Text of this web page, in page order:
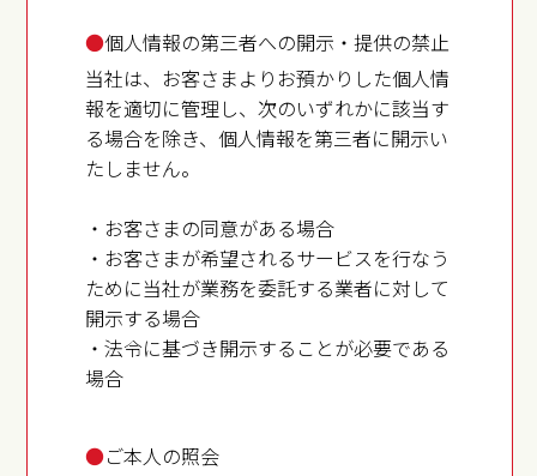
●個人情報の第三者への開示・提供の禁止
当社は、お客さまよりお預かりした個人情
報を適切に管理し、次のいずれかに該当す
る場合を除き、個人情報を第三者に開示い
たしません。
・お客さまの同意がある場合
・お客さまが希望されるサービスを行なう
ために当社が業務を委託する業者に対して
開示する場合
・法令に基づき開示することが必要である
場合
●ご本人の照会